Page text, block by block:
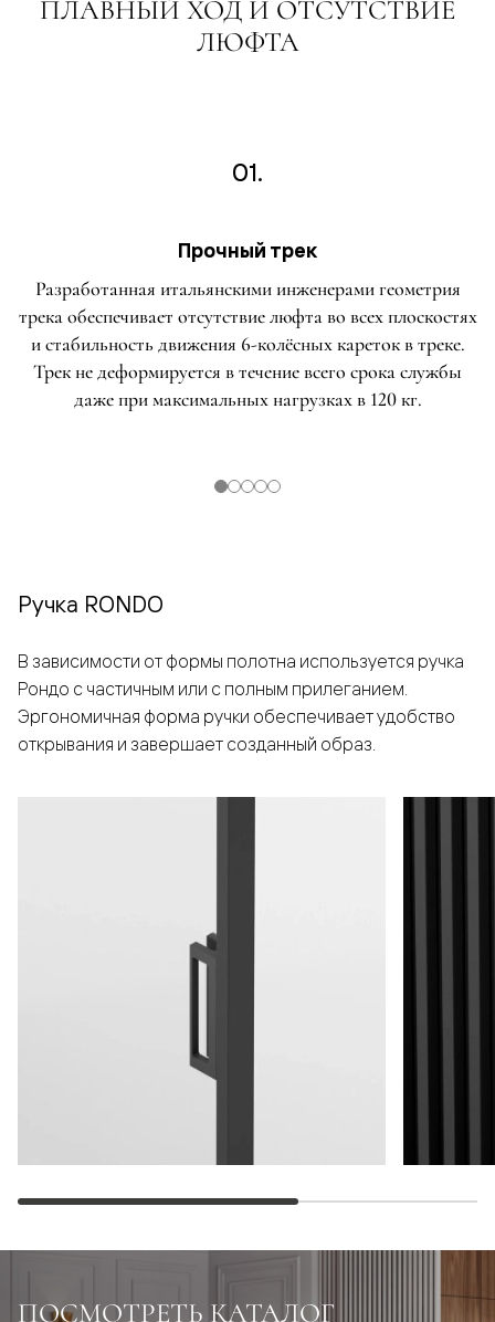
ПЛАВНЫЙ ХОД И ОТСУТСТВИЕ
ЛЮФТА
01.
Прочный трек
Разработанная итальянскими инженерами геометрия
трека обеспечивает отсутствие люфта во всех плоскостях
и стабильность движения 6-колёсных кареток в треке.
Трек не деформируется в течение всего срока службы
даже при максимальных нагрузках в 120 кг.
Ручка RONDO
В зависимости от формы полотна используется ручка
Рондо с частичным или с полным прилеганием.
Эргономичная форма ручки обеспечивает удобство
открывания и завершает созданный образ.
ПОСМОТРЕТЬ КАТАЛОГ